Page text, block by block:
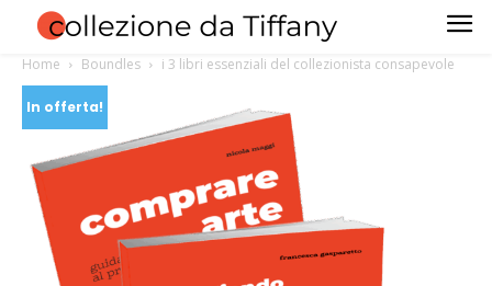
Home Boundles i 3 libri essenziali del collezionista consapevole
In offerta!